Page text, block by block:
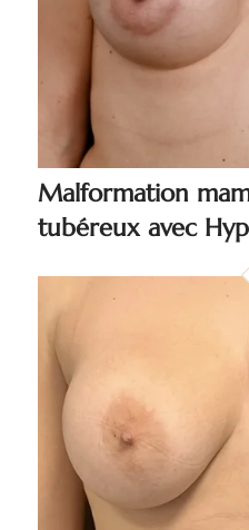
Malformation
tubéreux avec